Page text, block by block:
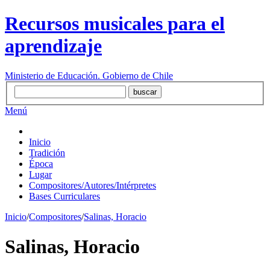
Recursos musicales para el
aprendizaje
Ministerio de Educación. Gobierno de Chile
Menú
Inicio
Tradición
Época
Lugar
Compositores/Autores/Intérpretes
Bases Curriculares
Inicio/Compositores/Salinas, Horacio
Salinas, Horacio